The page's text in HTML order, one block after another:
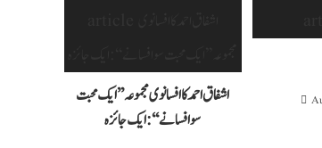
اشفاق احمد کا افسانوی مجموعہ’’ایک محبت
سو افسانے‘‘:ایک جائزہ